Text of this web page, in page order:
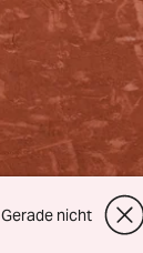
Gerade nicht